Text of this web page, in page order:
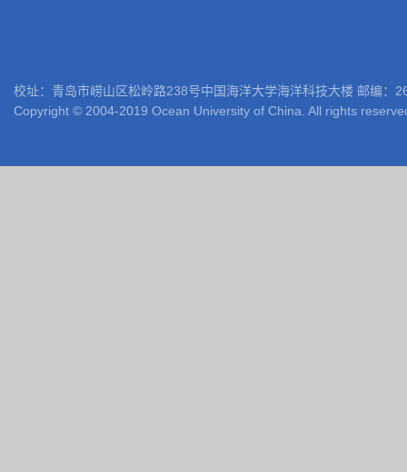
校址：青岛市崂山区松岭路238号中国海洋大学海洋科技大楼 邮编
Copyright © 2004-2019 Ocean University of China. All rights